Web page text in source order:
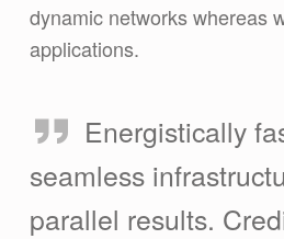
dynamic networks whereas
applications.
Energistically
seamless
parallel results.